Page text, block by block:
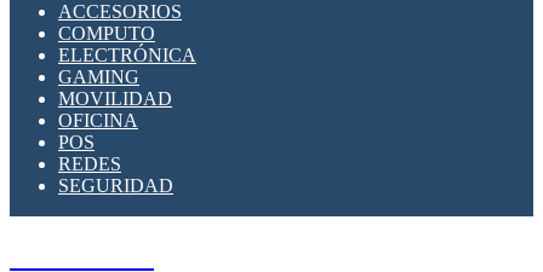
SUPRESOR DE TRANSIENTES SPDS PARA
APLICACIONES FOTOVOLTAICAS
ACCESORIOS
COMPUTO
ELECTRÓNICA
GAMING
MOVILIDAD
OFICINA
POS
REDES
SEGURIDAD